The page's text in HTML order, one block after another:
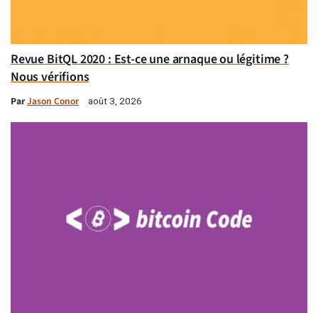
Revue BitQL 2020 : Est-ce une arnaque ou légitime ?
Nous vérifions
ParJason Conor août 3, 2026